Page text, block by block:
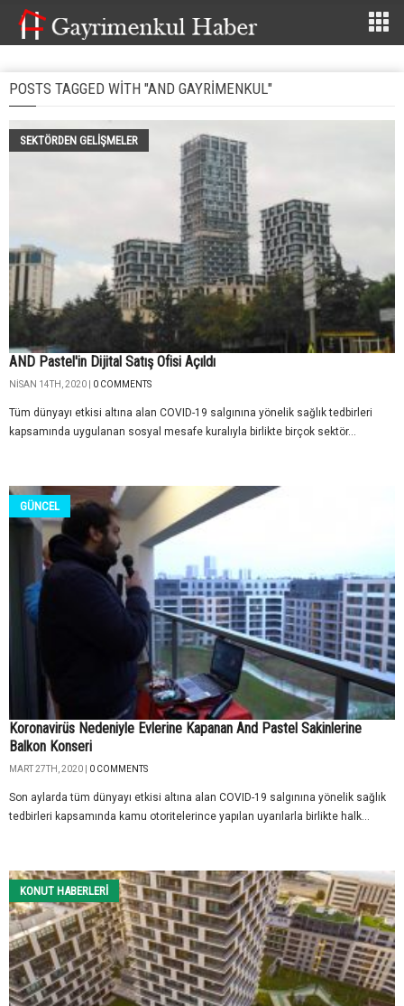
POSTS TAGGED WITH "AND GAYRIMENKUL"
SEKTÖRDEN GELIŞMELER
AND Pastel'in Dijital Satış Ofisi Açıldı
NISAN 14TH, 2020 | 0 COMMENTS
Tüm dünyayı etkisi altına alan COVID-19 salgınına yönelik sağlık tedbirleri
kapsamında uygulanan sosyal mesafe kuralıyla birlikte birçok sektör...
GÜNCEL
Koronavirüs Nedeniyle Evlerine Kapanan And Pastel Sakinlerine
Balkon Konseri
MART 27TH, 2020 | 0 COMMENTS
Son aylarda tüm dünyayı etkisi altına alan COVID-19 salgınına yönelik sağlık
tedbirleri kapsamında kamu otoritelerince yapılan uyarılarla birlikte halk...
KONUT HABERLERI